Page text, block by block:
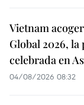
Vietnam
Global 2026,
celebrada en
04/08/2026 08:32